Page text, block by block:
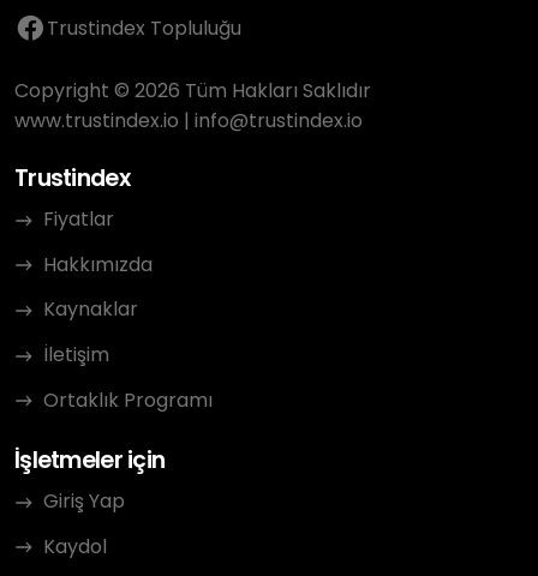
solche Situationen in Zukunft sensibler
gehandhabt werden.
PS: Aus persönlichen Gründen will ich dabei
keine weiteren Informationen über meine
Trustindex Topluluğu
Copyright © 2026 Tüm Hakları Saklıdır
www.trustindex.io | info@trustindex.io
Trustindex
Fiyatlar
Hakkımızda
Kaynaklar
İletişim
Ortaklık Programı
İşletmeler için
Giriş Yap
Kaydol